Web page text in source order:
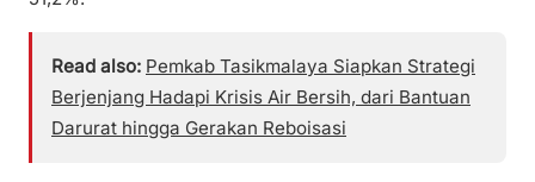
Read also: Pemkab Tasikmalaya Siapkan Strategi
Berjenjang Hadapi Krisis Air Bersih, dari Bantuan
Darurat hingga Gerakan Reboisasi